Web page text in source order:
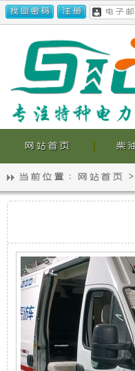
柴
静
发
电
机
组，
网站首页
当前位置 : 网站首页
依
维
柯
欧
胜
采
访
车-5KW
取
力
发
电
机